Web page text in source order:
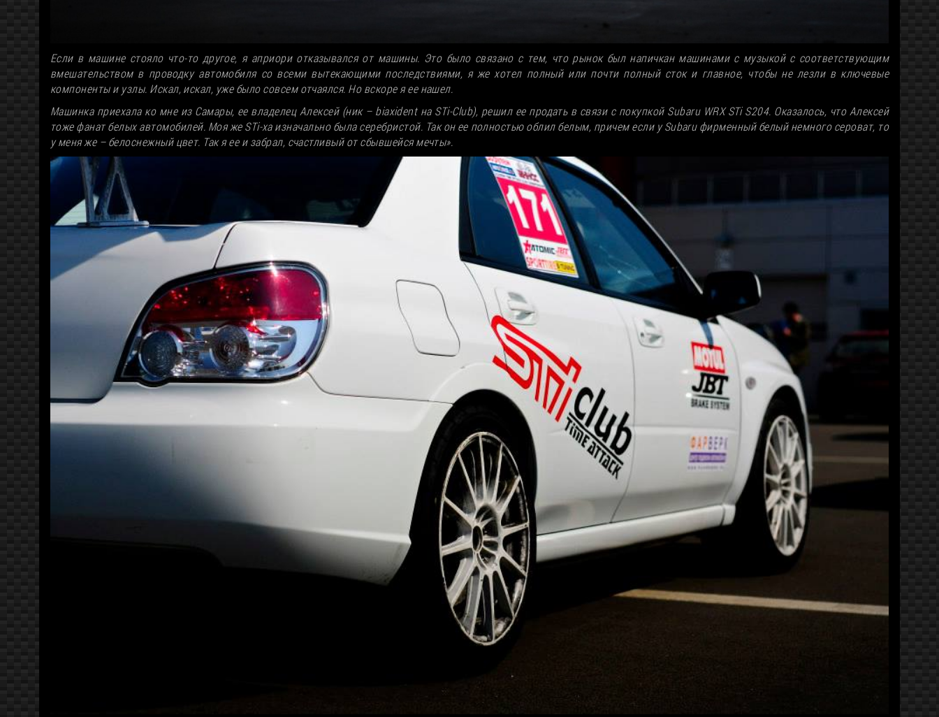
Если в машине стояло что-то другое, я априори отказывался от машины. Это было связано с тем, что рынок был напичкан машинами с музыкой с соответствующим
вмешательством в проводку автомобиля со всеми вытекающими последствиями, я же хотел полный или почти полный сток и главное, чтобы не лезли в ключевые
компоненты и узлы. Искал, искал, уже было совсем отчаялся. Но вскоре я ее нашел.
Машинка приехала ко мне из Самары, ее владелец Алексей (ник – biaxident на STi-Club), решил ее продать в связи с покупкой Subaru WRX STi S204. Оказалось, что Алексей
тоже фанат белых автомобилей. Моя же STi-ха изначально была серебристой. Так он ее полностью облил белым, причем если у Subaru фирменный белый немного сероват, то
у меня же – белоснежный цвет. Так я ее и забрал, счастливый от сбывшейся мечты».